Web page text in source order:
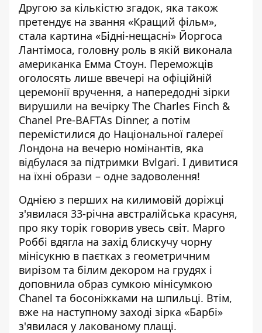
Другою за кількістю згадок, яка також
претендує на звання «Кращий фільм»,
стала картина «Бідні-нещасні» Йоргоса
Лантімоса, головну роль в якій виконала
американка Емма Стоун. Переможців
оголосять лише ввечері на офіційній
церемонії вручення, а напередодні зірки
вирушили на вечірку The Charles Finch &
Chanel Pre-BAFTAs Dinner, а потім
перемістилися до Національної галереї
Лондона на вечерю номінантів, яка
відбулася за підтримки Bvlgari. І дивитися
на їхні образи – одне задоволення!
Однією з перших на килимовій доріжці
з'явилася 33-річна австралійська красуня,
про яку торік говорив увесь світ. Марго
Роббі вдягла на захід блискучу чорну
мінісукню в паєтках з геометричним
вирізом та білим декором на грудях і
доповнила образ сумкою мінісумкою
Chanel та босоніжками на шпильці. Втім,
вже на наступному заході зірка «Барбі»
з'явилася у лакованому плащі.